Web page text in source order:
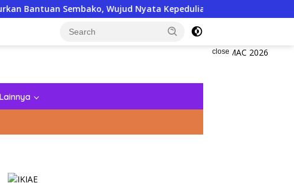
Wujud Nyata Kepedulian Melalui Dunia Digital
close
Lainnya